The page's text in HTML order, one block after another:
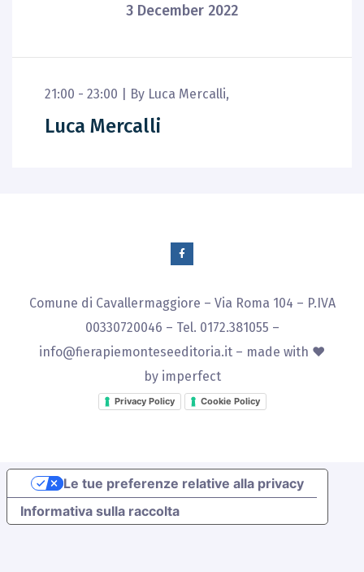
3 December 2022
21:00 - 23:00 | By Luca Mercalli,
Luca Mercalli
Comune di Cavallermaggiore – Via Roma 104 – P.IVA
00330720046 – Tel. 0172.381055 –
info@fierapiemonteseeditoria.it – made with ♥
by imperfect
Privacy Policy Cookie Policy
Informativa sulla raccolta
Le tue preferenze relative alla privacy